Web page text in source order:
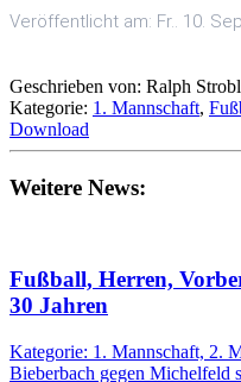
Veröffentlicht am: Fr.. 10.
Geschrieben von: Ralph Strobl
Kategorie: 1. Mannschaft,
Download
Weitere News:
Fußball, Herren,
30 Jahren
Kategorie: 1. Mannschaft, 2.
Bieberbach gegen Michelfeld